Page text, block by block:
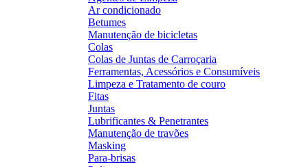
Ar condicionado
Betumes
Manutenção de bicicletas
Colas
Colas de Juntas de Carroçaria
Ferramentas, Acessórios e Consumíveis
Limpeza e Tratamento de couro
Fitas
Juntas
Lubrificantes & Penetrantes
Manutenção de travões
Masking
Para-brisas